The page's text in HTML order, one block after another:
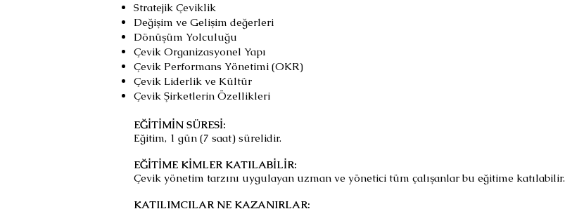
Stratejik Çeviklik
Değişim ve Gelişim değerleri
Dönüşüm Yolculuğu
Çevik Organizasyonel Yapı
Çevik Performans Yönetimi (OKR)
Çevik Liderlik ve Kültür
Çevik Şirketlerin Özellikleri
EĞİTİMİN SÜRESİ:
Eğitim, 1 gün (7 saat) sürelidir.
EĞİTİME KİMLER KATILABİLİR:
Çevik yönetim tarzını uygulayan uzman ve yönetici tüm çalışanlar bu eğitime katılabilir.
KATILIMCILAR NE KAZANIRLAR: